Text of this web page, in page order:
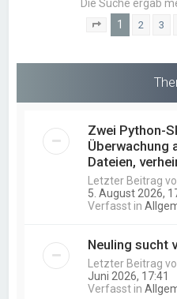
Die Suche ergab
Seite von 20
1 2 3
Zwei Python-
Überwachung
Dateien,
Letzter Beitrag
5. August 2026,
Verfasst in
Neuling sucht
Letzter Beitrag
Juni 2026, 17:41
Verfasst in